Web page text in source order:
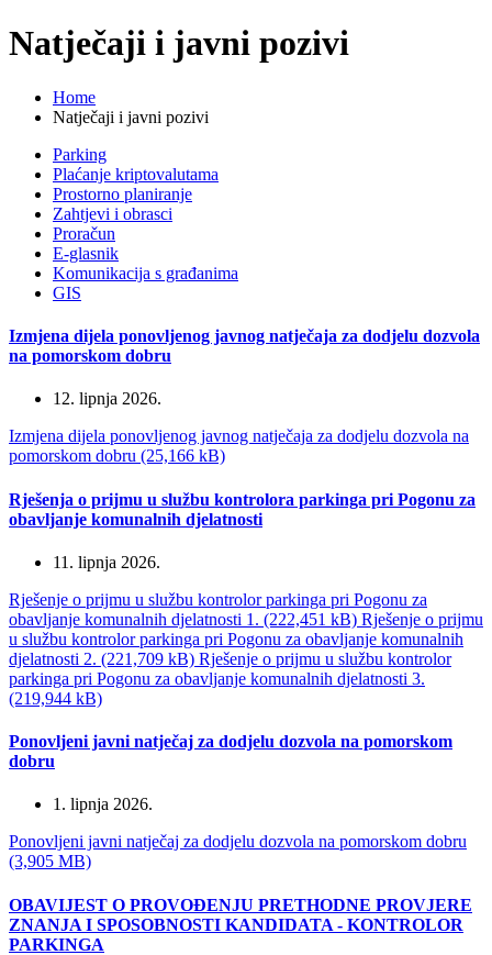
Natječaji i javni pozivi
Home
Natječaji i javni pozivi
Parking
Plaćanje kriptovalutama
Prostorno planiranje
Zahtjevi i obrasci
Proračun
E-glasnik
Komunikacija s građanima
GIS
Izmjena dijela ponovljenog javnog natječaja za dodjelu dozvola
na pomorskom dobru
12. lipnja 2026.
Izmjena dijela ponovljenog javnog natječaja za dodjelu dozvola na
pomorskom dobru (25,166 kB)
Rješenja o prijmu u službu kontrolora parkinga pri Pogonu za
obavljanje komunalnih djelatnosti
11. lipnja 2026.
Rješenje o prijmu u službu kontrolor parkinga pri Pogonu za
obavljanje komunalnih djelatnosti 1. (222,451 kB) Rješenje o prijmu
u službu kontrolor parkinga pri Pogonu za obavljanje komunalnih
djelatnosti 2. (221,709 kB) Rješenje o prijmu u službu kontrolor
parkinga pri Pogonu za obavljanje komunalnih djelatnosti 3.
(219,944 kB)
Ponovljeni javni natječaj za dodjelu dozvola na pomorskom
dobru
1. lipnja 2026.
Ponovljeni javni natječaj za dodjelu dozvola na pomorskom dobru
(3,905 MB)
OBAVIJEST O PROVOĐENJU PRETHODNE PROVJERE
ZNANJA I SPOSOBNOSTI KANDIDATA - KONTROLOR
PARKINGA